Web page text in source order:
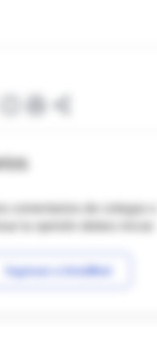
comentarios de colegas o
Ingresar a IntraMed